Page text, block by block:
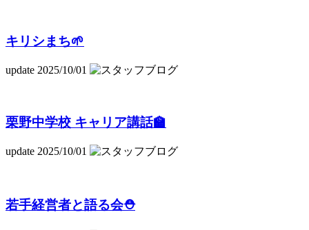
キリシまち🌱
update 2025/10/01
栗野中学校 キャリア講話🏫
update 2025/10/01
若手経営者と語る会⛑